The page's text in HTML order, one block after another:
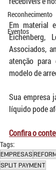
Reconhecimento
Eventos
Em material
Eichenberg,
Associados,
atenção para
modelo de
Sua empresa
líquido pode
Confira o
Tags:
EMPRESAS
SPLIT PAYMENT